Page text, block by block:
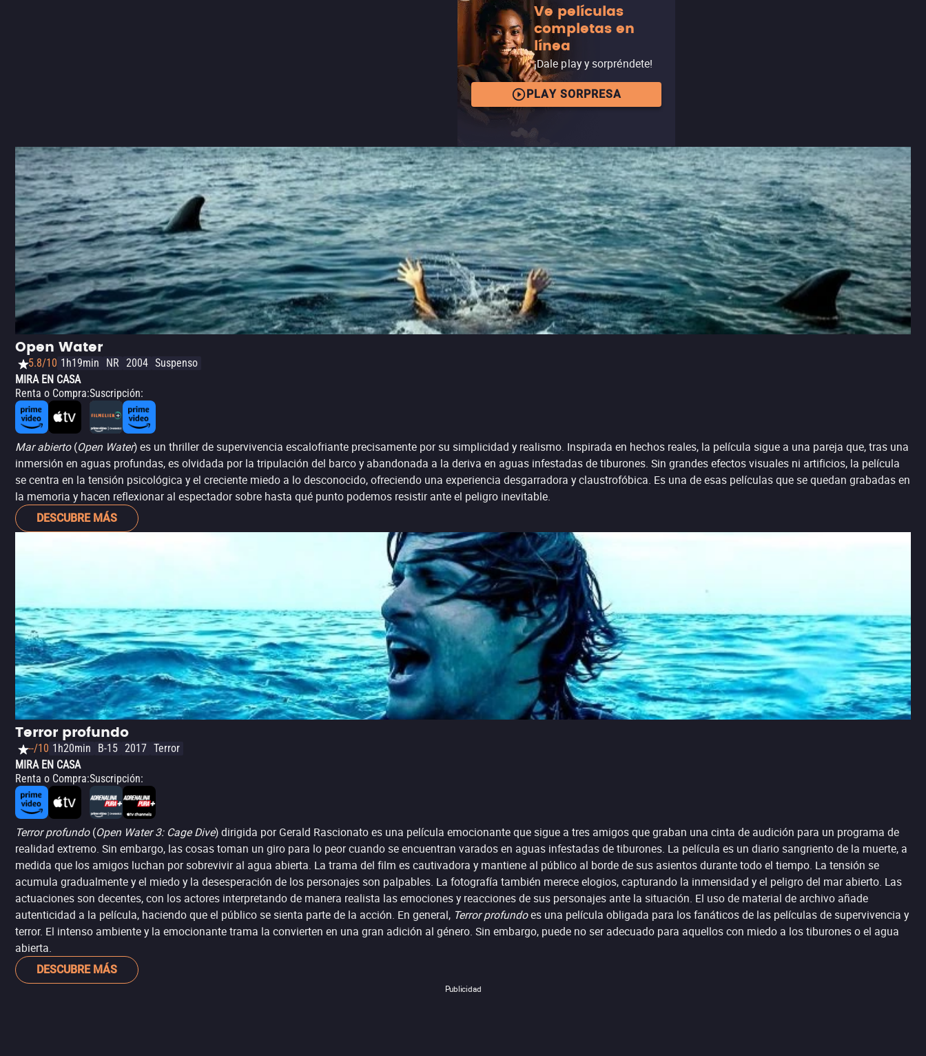
Ve películas
completas en
línea
¡Dale play y sorpréndete!
PLAY SORPRESA
Open Water
5.8/10 1h19min NR 2004 Suspenso
MIRA EN CASA
Renta o Compra:Suscripción:
Mar abierto(Open Water) es un thriller de supervivencia escalofriante precisamente por su simplicidad y realismo. Inspirada en hechos reales, la película sigue a una pareja que, tras una
inmersión en aguas profundas, es olvidada por la tripulación del barco y abandonada a la deriva en aguas infestadas de tiburones. Sin grandes efectos visuales ni artificios, la película
se centra en la tensión psicológica y el creciente miedo a lo desconocido, ofreciendo una experiencia desgarradora y claustrofóbica. Es una de esas películas que se quedan grabadas en
la memoria y hacen reflexionar al espectador sobre hasta qué punto podemos resistir ante el peligro inevitable.
DESCUBRE MÁS
Terror profundo
--/10 1h20min B-15 2017 Terror
MIRA EN CASA
Renta o Compra:Suscripción:
Terror profundo(Open Water 3: Cage Dive) dirigida por Gerald Rascionato es una película emocionante que sigue a tres amigos que graban una cinta de audición para un programa de
realidad extremo. Sin embargo, las cosas toman un giro para lo peor cuando se encuentran varados en aguas infestadas de tiburones. La película es un diario sangriento de la muerte, a
medida que los amigos luchan por sobrevivir al agua abierta. La trama del film es cautivadora y mantiene al público al borde de sus asientos durante todo el tiempo. La tensión se
acumula gradualmente y el miedo y la desesperación de los personajes son palpables. La fotografía también merece elogios, capturando la inmensidad y el peligro del mar abierto. Las
actuaciones son decentes, con los actores interpretando de manera realista las emociones y reacciones de sus personajes ante la situación. El uso de material de archivo añade
autenticidad a la película, haciendo que el público se sienta parte de la acción. En general, Terror profundoes una película obligada para los fanáticos de las películas de supervivencia y
terror. El intenso ambiente y la emocionante trama la convierten en una gran adición al género. Sin embargo, puede no ser adecuado para aquellos con miedo a los tiburones o el agua
abierta.
DESCUBRE MÁS
Publicidad